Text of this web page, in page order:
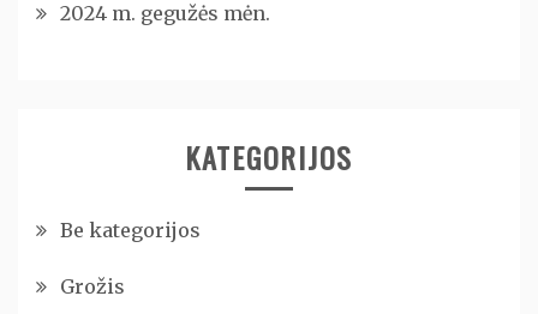
2024 m. gegužės mėn.
KATEGORIJOS
Be kategorijos
Grožis